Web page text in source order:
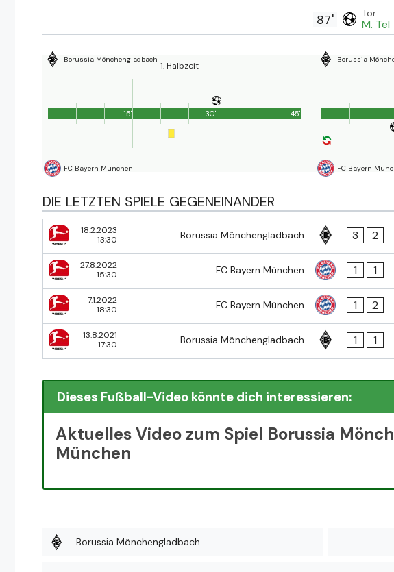
87' Tor
M. Tel
Borussia Mönchengladbach
1. Halbzeit
FC Bayern München
45'
15' 30'
Borussia
FC Bayern
DIE LETZTEN SPIELE GEGENEINANDER
18.2.2023
13:30
Borussia Mönchengladbach 3 2
27.8.2022
15:30
FC Bayern München 1 1
7.1.2022
18:30
FC Bayern München 1 2
13.8.2021
17:30
Borussia Mönchengladbach 1 1
Dieses Fußball-Video könnte dich interessieren:
Aktuelles Video zum Spiel Borussia
München
Borussia Mönchengladbach